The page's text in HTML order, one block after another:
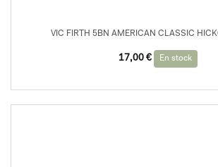
VIC FIRTH 5BN AMERICAN CLASSIC
17,00 € En stock